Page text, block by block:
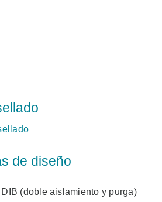
de diseño
(doble aislamiento y purga)